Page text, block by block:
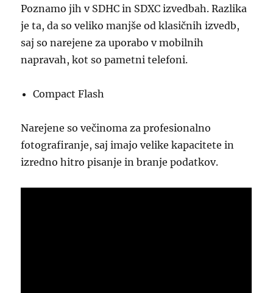
Poznamo jih v SDHC in SDXC izvedbah. Razlika
je ta, da so veliko manjše od klasičnih izvedb,
saj so narejene za uporabo v mobilnih
napravah, kot so pametni telefoni.
Compact Flash
Narejene so večinoma za profesionalno
fotografiranje, saj imajo velike kapacitete in
izredno hitro pisanje in branje podatkov.